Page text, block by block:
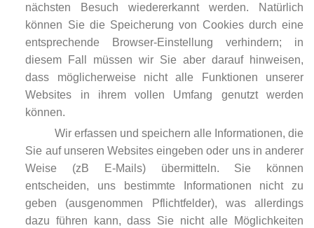
nächsten Besuch wiedererkannt werden. Natürlich
können Sie die Speicherung von Cookies durch eine
entsprechende Browser-Einstellung verhindern; in
diesem Fall müssen wir Sie aber darauf hinweisen,
dass möglicherweise nicht alle Funktionen unserer
Websites in ihrem vollen Umfang genutzt werden
können.
Wir erfassen und speichern alle Informationen, die
Sie auf unseren Websites eingeben oder uns in anderer
Weise (zB E-Mails) übermitteln. Sie können
entscheiden, uns bestimmte Informationen nicht zu
geben (ausgenommen Pflichtfelder), was allerdings
dazu führen kann, dass Sie nicht alle Möglichkeiten